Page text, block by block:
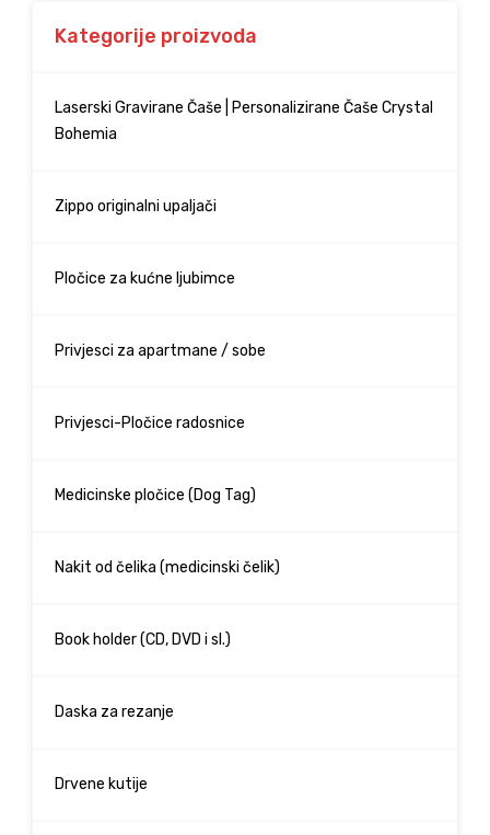
Kategorije proizvoda
Laserski Gravirane Čaše | Personalizirane Čaše Crystal
Bohemia
Zippo originalni upaljači
Pločice za kućne ljubimce
Privjesci za apartmane / sobe
Privjesci-Pločice radosnice
Medicinske pločice (Dog Tag)
Nakit od čelika (medicinski čelik)
Book holder (CD, DVD i sl.)
Daska za rezanje
Drvene kutije